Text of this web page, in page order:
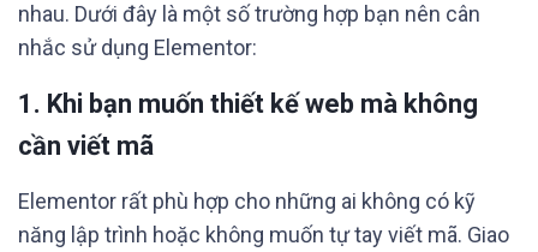
nhau. Dưới đây là một số trường hợp bạn nên cân
nhắc sử dụng Elementor:
1. Khi bạn muốn thiết kế web mà không
cần viết mã
Elementor rất phù hợp cho những ai không có kỹ
năng lập trình hoặc không muốn tự tay viết mã. Giao